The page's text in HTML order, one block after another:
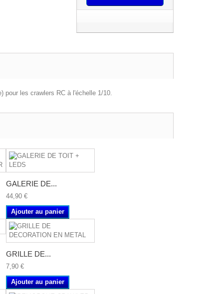
pour les crawlers RC à l'échelle 1/10.
GALERIE DE...
44,90 €
Ajouter au panier
GRILLE DE...
7,90 €
Ajouter au panier